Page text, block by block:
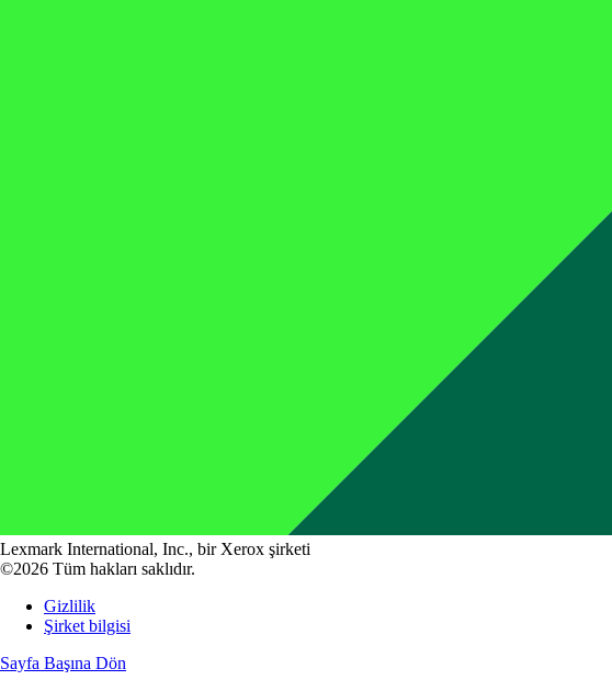
Lexmark International, Inc., bir Xerox şirketi
©2026 Tüm hakları saklıdır.
Gizlilik
Şirket bilgisi
Sayfa Başına Dön